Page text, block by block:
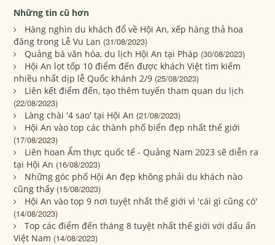
Những tin cũ hơn
Hàng nghìn du khách đổ về Hội An, xếp hàng thả hoa
đăng trong Lễ Vu Lan (31/08/2023)
Quảng bá văn hóa, du lịch Hội An tại Pháp (30/08/2023)
Hội An lọt tốp 10 điểm đến được khách Việt tìm kiếm
nhiều nhất dịp lễ Quốc khánh 2/9 (25/08/2023)
Liên kết điểm đến, tạo thêm tuyến tham quan du lịch
(22/08/2023)
Làng chài '4 sao' tại Hội An (21/08/2023)
Hội An vào top các thành phố biển đẹp nhất thế giới
(17/08/2023)
Liên hoan Ẩm thực quốc tế - Quảng Nam 2023 sẽ diễn ra
tại Hội An (16/08/2023)
Những góc phố Hội An đẹp không phải du khách nào
cũng thấy (15/08/2023)
Hội An vào top 9 nơi tuyệt nhất thế giới vì 'cái gì cũng có'
(14/08/2023)
Top các điểm đến tháng 8 tuyệt nhất thế giới với dấu ấn
Việt Nam (14/08/2023)